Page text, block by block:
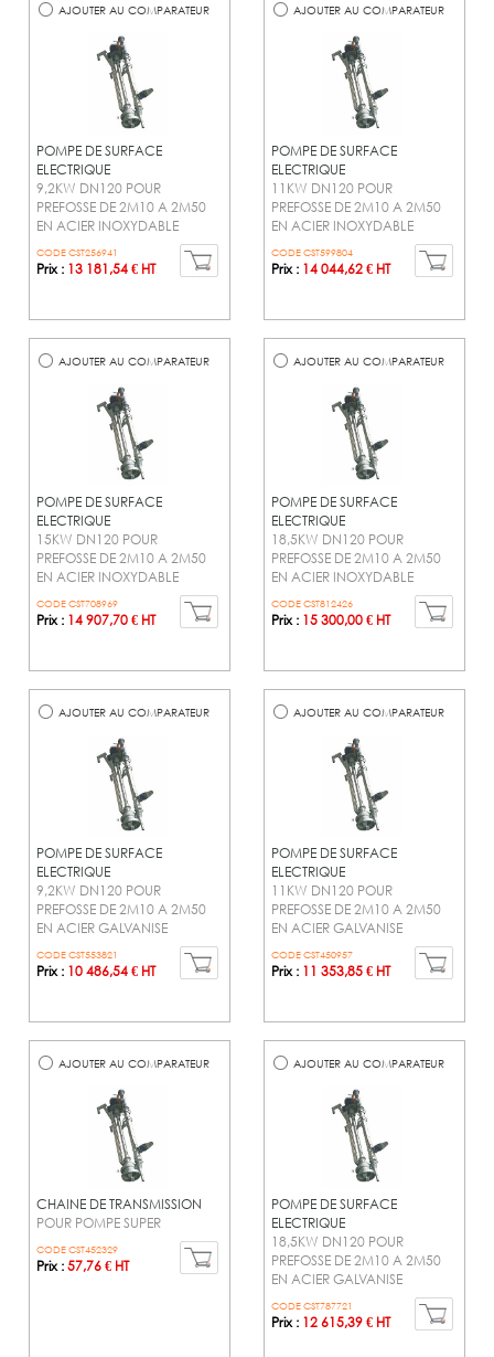
AJOUTER AU COMPARATEUR
POMPE DE SURFACE
ELECTRIQUE
9,2KW DN120 POUR
PREFOSSE DE 2M10 A 2M50
EN ACIER INOXYDABLE
CODE CST256941
Prix : 13 181,54 € HT
AJOUTER AU COMPARATEUR
POMPE DE SURFACE
ELECTRIQUE
11KW DN120 POUR
PREFOSSE DE 2M10 A 2M50
EN ACIER INOXYDABLE
CODE CST599804
Prix : 14 044,62 € HT
AJOUTER AU COMPARATEUR
POMPE DE SURFACE
ELECTRIQUE
15KW DN120 POUR
PREFOSSE DE 2M10 A 2M50
EN ACIER INOXYDABLE
CODE CST708969
Prix : 14 907,70 € HT
AJOUTER AU COMPARATEUR
POMPE DE SURFACE
ELECTRIQUE
18,5KW DN120 POUR
PREFOSSE DE 2M10 A 2M50
EN ACIER INOXYDABLE
CODE CST812426
Prix : 15 300,00 € HT
AJOUTER AU COMPARATEUR
POMPE DE SURFACE
ELECTRIQUE
9,2KW DN120 POUR
PREFOSSE DE 2M10 A 2M50
EN ACIER GALVANISE
CODE CST553821
Prix : 10 486,54 € HT
AJOUTER AU COMPARATEUR
POMPE DE SURFACE
ELECTRIQUE
11KW DN120 POUR
PREFOSSE DE 2M10 A 2M50
EN ACIER GALVANISE
CODE CST450957
Prix : 11 353,85 € HT
AJOUTER AU COMPARATEUR
CHAINE DE TRANSMISSION
POUR POMPE SUPER
CODE CST452329
Prix :57,76 € HT
AJOUTER AU COMPARATEUR
POMPE DE SURFACE
ELECTRIQUE
18,5KW DN120 POUR
PREFOSSE DE 2M10 A 2M50
EN ACIER GALVANISE
CODE CST787721
Prix : 12 615,39 € HT